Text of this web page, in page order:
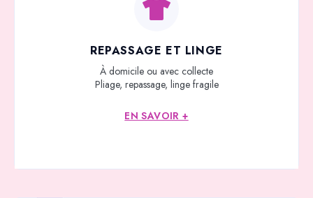
REPASSAGE ET LINGE
À domicile ou avec collecte
Pliage, repassage, linge fragile
EN SAVOIR +